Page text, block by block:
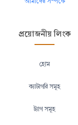
প্রয়োজনীয় লিংক
হোম
ক্যাটাগরি সমূহ
ট্যাগ সমূহ